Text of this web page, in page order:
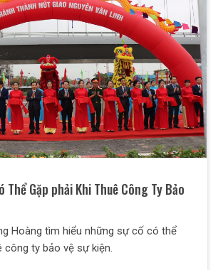
Thể Gặp phải Khi Thuê Công Ty Bảo
Hoàng tìm hiểu những sự cố có thể
công ty bảo vệ sự kiện.